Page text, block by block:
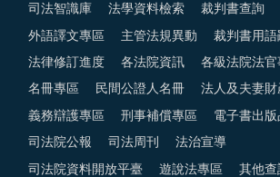
司法智識庫 法學資料檢索 裁判書查詢
外語譯文專區 主管法規異動 裁判書用語
法律修訂進度 各法院資訊 各級法院法
名冊專區 民間公證人名冊 法人及夫妻
義務辯護專區 刑事補償專區 電子書出版
司法院公報 司法周刊 法治宣導
司法院資料開放平臺 遊說法專區 其他查